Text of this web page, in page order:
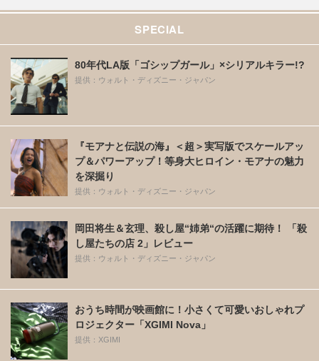
SPECIAL
80年代LA版「ゴシップガール」×シリアルキラー!?
提供：ウォルト・ディズニー・ジャパン
『モアナと伝説の海』＜超＞実写版でスケールアッ
プ＆パワーアップ！等身大ヒロイン・モアナの魅力
を深掘り
提供：ウォルト・ディズニー・ジャパン
岡田将生＆玄理、殺し屋“姉弟“の活躍に期待！ 「殺
し屋たちの店 2」レビュー
提供：ウォルト・ディズニー・ジャパン
おうち時間が映画館に！小さくて可愛いおしゃれプ
ロジェクター「XGIMI Nova」
提供：XGIMI